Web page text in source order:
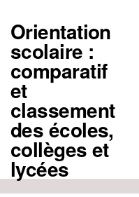
contenu
Orientation
scolaire :
comparatif
et
classement
des écoles,
collèges et
lycées